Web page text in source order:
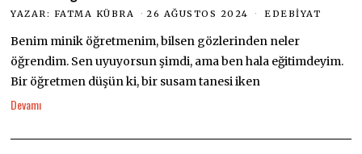
YAZAR: FATMA KÜBRA 26 AĞUSTOS 2024 EDEBIYAT
Benim minik öğretmenim, bilsen gözlerinden neler
öğrendim. Sen uyuyorsun şimdi, ama ben hala eğitimdeyim.
Bir öğretmen düşün ki, bir susam tanesi iken
Devamı